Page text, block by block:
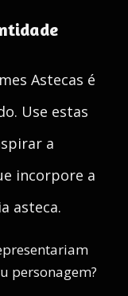
Astecas é
Use estas
a
incorpore a
asteca.
personagem?